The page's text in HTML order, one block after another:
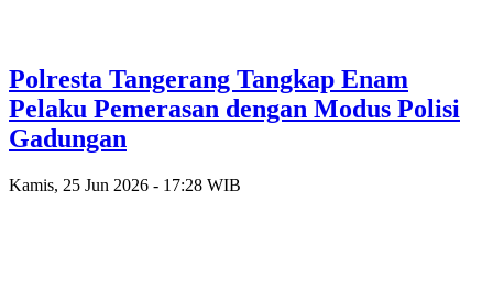
Polresta Tangerang Tangkap Enam
Pelaku Pemerasan dengan Modus Polisi
Gadungan
Kamis, 25 Jun 2026 - 17:28 WIB